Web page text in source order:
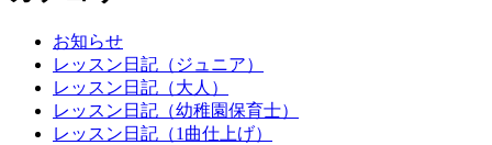
お知らせ
レッスン日記（ジュニア）
レッスン日記（大人）
レッスン日記（幼稚園保育士）
レッスン日記（1曲仕上げ）